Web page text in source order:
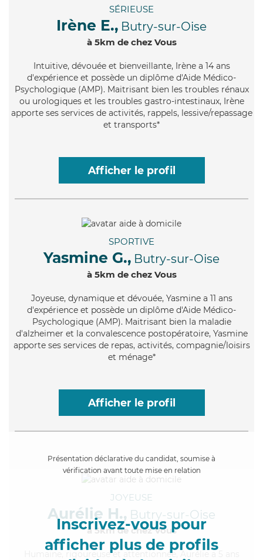
SÉRIEUSE
Irène E., Butry-sur-Oise
à 5km de chez Vous
Intuitive, dévouée et bienveillante, Irène a 14 ans
d'expérience et possède un diplôme d'Aide Médico-
Psychologique (AMP). Maitrisant bien les troubles rénaux
ou urologiques et les troubles gastro-intestinaux, Irène
apporte ses services de activités, rappels, lessive/repassage
et transports*
Afficher le profil
SPORTIVE
Yasmine G., Butry-sur-Oise
à 5km de chez Vous
Joyeuse, dynamique et dévouée, Yasmine a 11 ans
d'expérience et possède un diplôme d'Aide Médico-
Psychologique (AMP). Maitrisant bien la maladie
d'alzheimer et la convalescence postopératoire, Yasmine
apporte ses services de repas, activités, compagnie/loisirs
et ménage*
Afficher le profil
Présentation déclarative du candidat, soumise à
vérification avant toute mise en relation
Inscrivez-vous pour
afficher plus de profils
JOYEUSE
Aurélie H., Butry-sur-Oise
à 5km de chez Vous
, rigoureuse et attentionnée, Aurélie a 5 ans